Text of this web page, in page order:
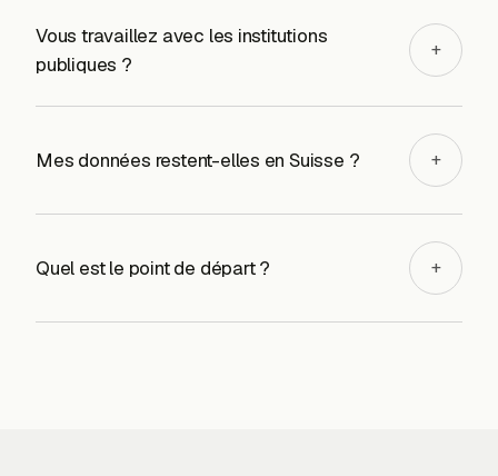
Vous travaillez avec les institutions
publiques ?
+
Mes données restent-elles en Suisse ? +
Quel est le point de départ ? +